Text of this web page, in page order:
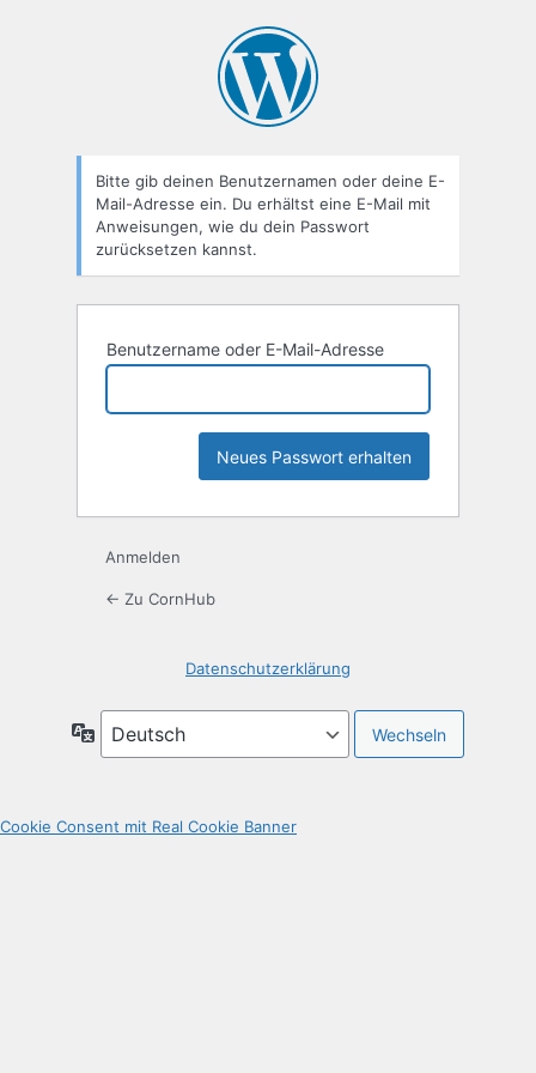
Bitte gib deinen Benutzernamen oder deine E-
Mail-Adresse ein. Du erhältst eine E-Mail mit
Anweisungen, wie du dein Passwort
zurücksetzen kannst.
Benutzername oder E-Mail-Adresse
Anmelden
← Zu CornHub
Datenschutzerklärung
Sprache
Cookie Consent mit Real Cookie Banner